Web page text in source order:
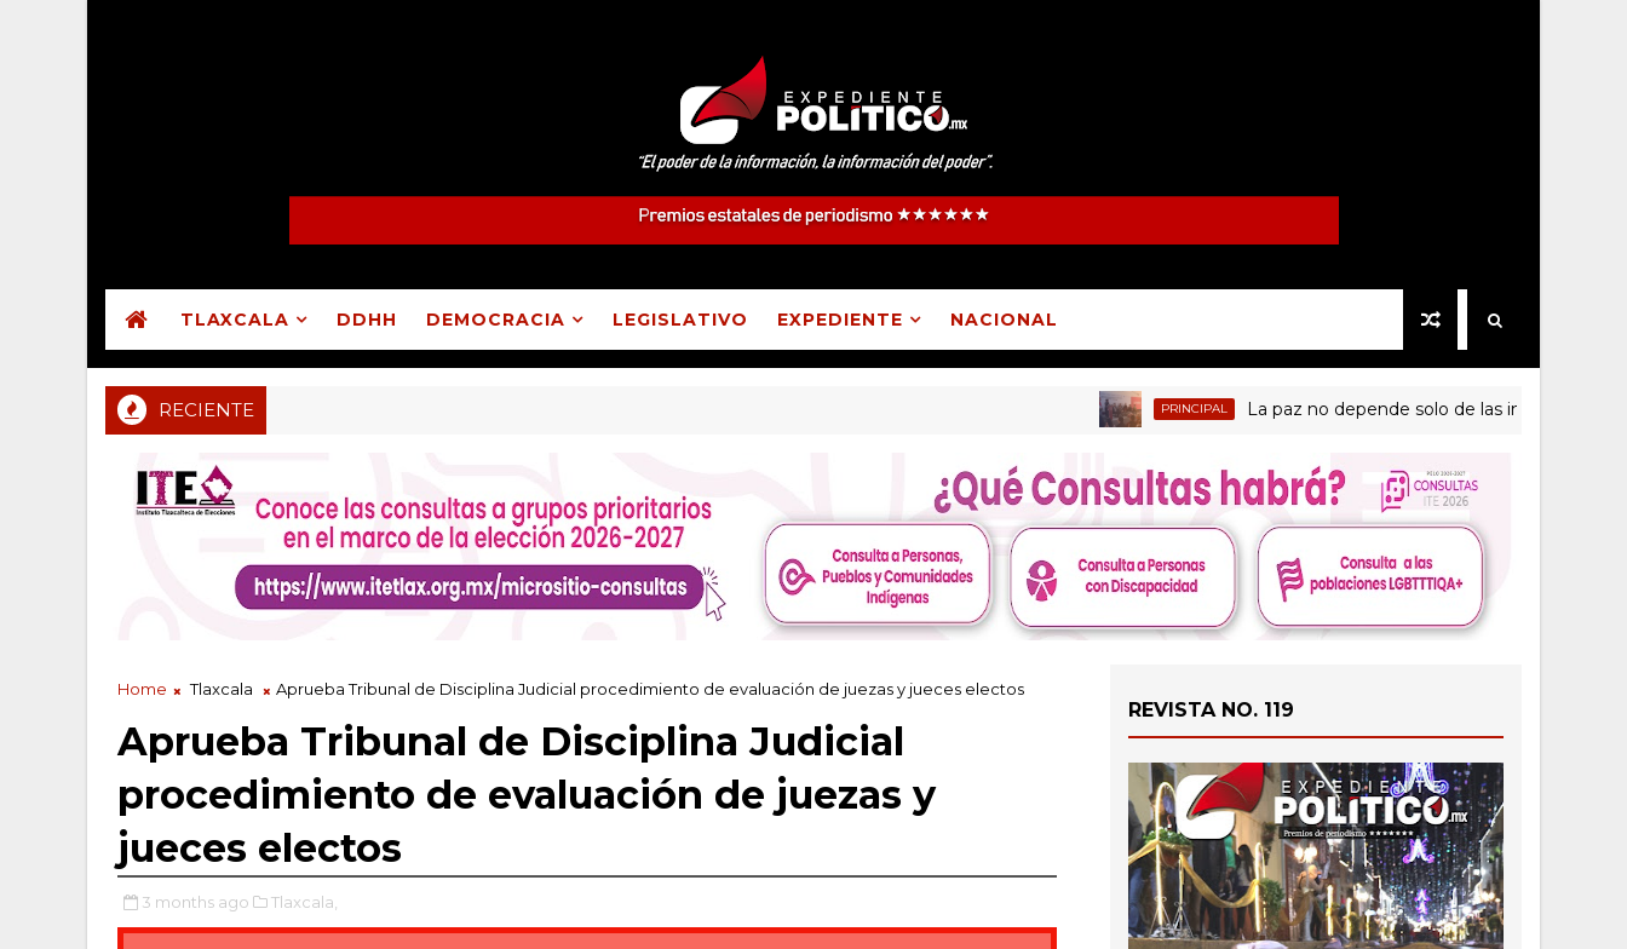
TLAXCALA DDHH DEMOCRACIA LEGISLATIVO EXPEDIENTE NACIONAL
RECIENTE PRINCIPAL La paz no depende solo de las instituciones de
Home Tlaxcala Aprueba Tribunal de Disciplina Judicial procedimiento de evaluación de juezas y jueces electos
Aprueba Tribunal de Disciplina Judicial
procedimiento de evaluación de juezas y
jueces electos
3 months ago Tlaxcala,
REVISTA NO. 119